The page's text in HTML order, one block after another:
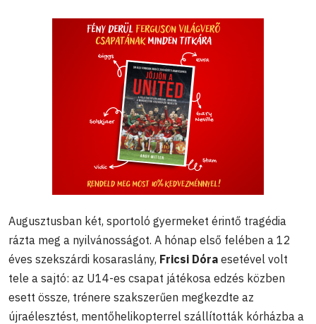
Augusztusban két, sportoló gyermeket érintő tragédia
rázta meg a nyilvánosságot. A hónap első felében a 12
éves szekszárdi kosaraslány, Fricsi Dóra esetével volt
tele a sajtó: az U14-es csapat játékosa edzés közben
esett össze, trénere szakszerűen megkezdte az
újraélesztést, mentőhelikopterrel szállították kórházba a